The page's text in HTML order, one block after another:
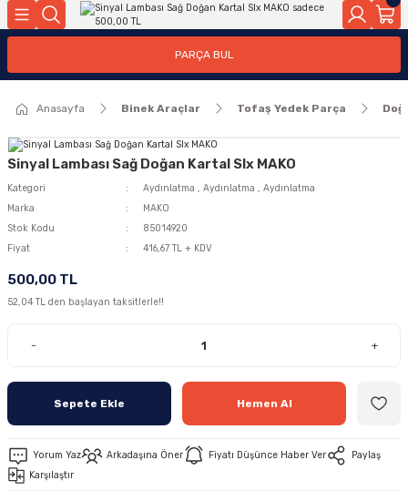
PARÇA BUL
Anasayfa Binek Araçlar Tofaş Yedek Parça
Sinyal Lambası Sağ Doğan Kartal Slx MAKO
Kategori Aydınlatma , Aydınlatma , Aydınlatma
Marka
MAKO
Stok Kodu
85014920
Fiyat
416,67 TL + KDV
500,00 TL
52,04 TL den başlayan taksitlerle!!
- +
Sepete Ekle Hemen Al
Yorum Yaz Arkadaşına Öner Fiyatı Düşünce Haber Ver
Paylaş
Karşılaştır